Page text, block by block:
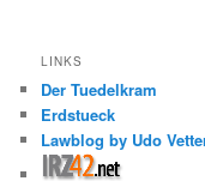
LINKS
Der Tuedelkram
Erdstueck
Lawblog by Udo